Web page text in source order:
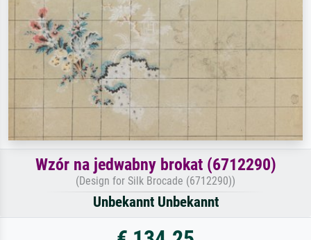
Wzór na jedwabny brokat (6712290)
(Design for Silk Brocade (6712290))
Unbekannt Unbekannt